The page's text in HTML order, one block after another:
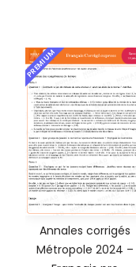
PREMIUM
Annales corrigés
Métropole 2024 –